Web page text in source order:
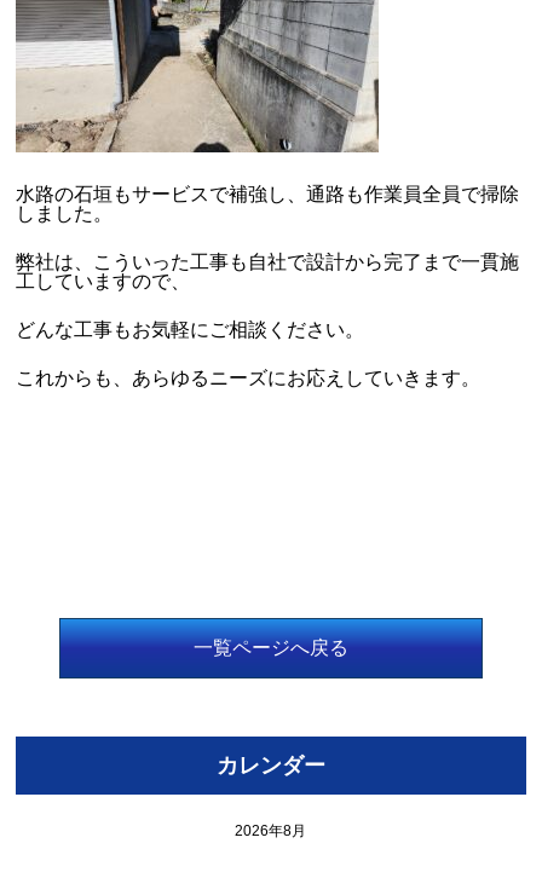
水路の石垣もサービスで補強し、通路も作業員全員で掃除
しました。
弊社は、こういった工事も自社で設計から完了まで一貫施
工していますので、
どんな工事もお気軽にご相談ください。
これからも、あらゆるニーズにお応えしていきます。
一覧ページへ戻る
カレンダー
2026年8月